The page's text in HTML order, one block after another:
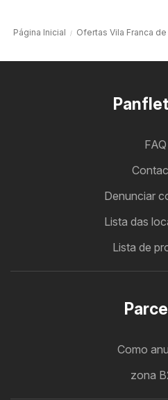
Página Inicial Ofertas Vila Franca de
FAQ
Denunciar
Lista das
Lista de
Como
zona